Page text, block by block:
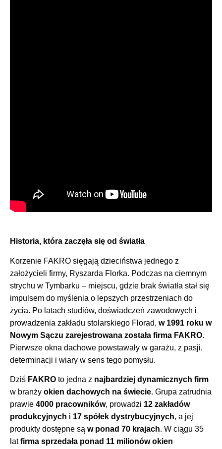
Historia, która zaczęła się od światła
Korzenie FAKRO sięgają dzieciństwa jednego z
założycieli firmy, Ryszarda Florka. Podczas na ciemnym
strychu w Tymbarku – miejscu, gdzie brak światła stał się
impulsem do myślenia o lepszych przestrzeniach do
życia. Po latach studiów, doświadczeń zawodowych i
prowadzenia zakładu stolarskiego Florad, w 1991 roku w
Nowym Sączu zarejestrowana została firma FAKRO.
Pierwsze okna dachowe powstawały w garażu, z pasji,
determinacji i wiary w sens tego pomysłu.
Dziś FAKRO to jedna z najbardziej dynamicznych firm
w branży okien dachowych na świecie. Grupa zatrudnia
prawie 4000 pracowników, prowadzi 12 zakładów
produkcyjnych i 17 spółek dystrybucyjnych, a jej
produkty dostępne są w ponad 70 krajach. W ciągu 35
latfirma sprzedała ponad 11 milionów okien